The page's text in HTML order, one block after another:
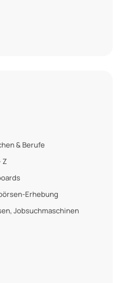
& Berufe
Z
Erhebung
Jobsuchmaschinen